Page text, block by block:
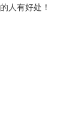
人有好处！